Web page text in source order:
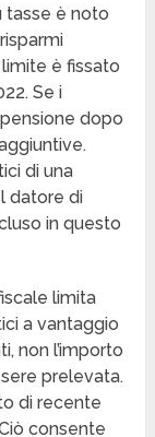
tasse è noto
è fissato
Se i
dopo
di una
datore di
in questo
limita
a vantaggio
non l’importo
prelevata.
di recente
consente